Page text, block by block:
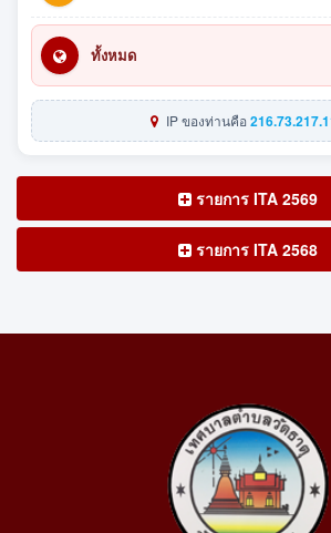
ทั้งหมด
IP ของท่านคือ
รายการ ITA 2569
รายการ ITA 2568